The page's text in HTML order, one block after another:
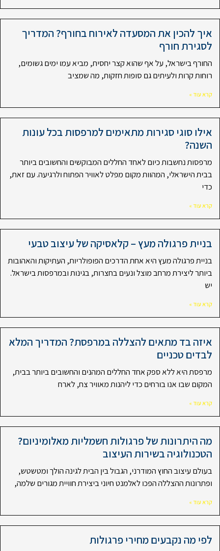
איך להכין את המסעדה לאירוח בחורף? המדריך
לסגירת חורף
החורף בישראל, על אף שהוא קצר יחסית, מביא עמו ימים גשומים,
רוחות קרות ולעיתים גם סופות חזקות, מה שמציב
קרא עוד »
אילו סוגי סגירות מתאימים למרפסות בכל עונות
השנה?
מרפסות נחשבות כיום לאחד החללים המבוקשים והחשובים ביותר
בבית הישראלי, המהוות מקום מפלט לאוויר הפתוח ולרגיעה. עם זאת,
כדי
קרא עוד »
בניית פרגולה מעץ – קלאסיקה של עיצוב טבעי
בניית פרגולה מעץ היא אחת הדרכים הפופולריות, העתיקות והאהובות
ביותר ליצירת מרחב מוצל ונעים בחצרות, בגינות ובמרפסות בישראל.
יש
קרא עוד »
איזה בד מתאים להצללה במרפסת? המדריך המלא
לבדים טכניים
מרפסת היא ללא ספק אחד החללים המהנים והחשובים ביותר בבית,
המקום שבו אנו בורחים כדי ליהנות מאוויר צח, לארח
קרא עוד »
מה היתרונות של פרגולות חשמליות מאלומיניום?
הטכנולוגיה בשירות העיצוב
בעולם עיצוב החוץ המודרני, הגבול בין הבית לגינה הולך ומטשטש,
ופתרונות ההצללה הפכו לאלמנט חיוני ביצירת חוויית מגורים שלמה,
קרא עוד »
לפי מה נקבעים מחירי פרגולות